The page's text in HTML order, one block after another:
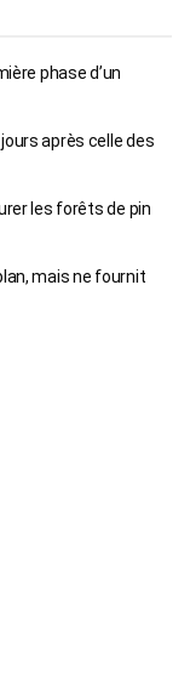
phase d’un
après celle des
les forêts de pin
mais ne fournit